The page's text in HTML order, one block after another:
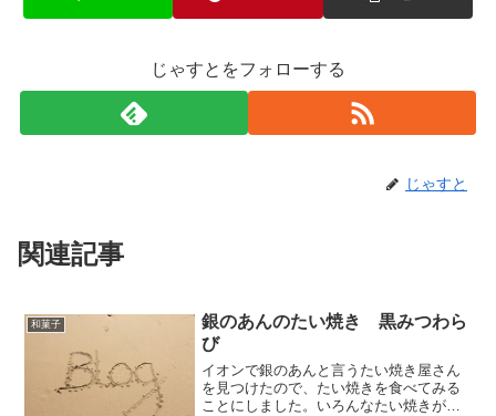
じゃすとをフォローする
じゃすと
関連記事
和菓子
銀のあんのたい焼き 黒みつわら
び
イオンで銀のあんと言うたい焼き屋さん
を見つけたので、たい焼きを食べてみる
ことにしました。いろんなたい焼きがあ